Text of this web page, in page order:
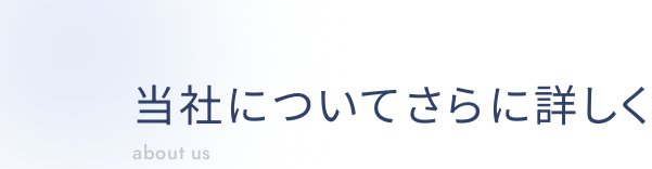
当社についてさらに詳し
about us